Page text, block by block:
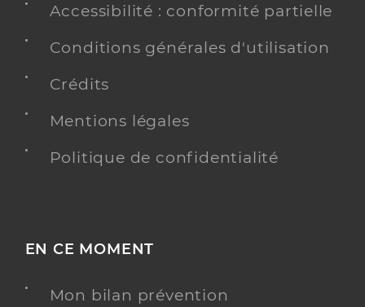
Accessibilité : conformité partielle
Conditions générales d'utilisation
Crédits
Mentions légales
Politique de confidentialité
EN CE MOMENT
Mon bilan prévention